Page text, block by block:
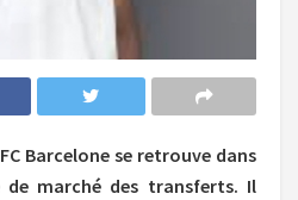
Barcelone se retrouve dans
marché des transferts. Il